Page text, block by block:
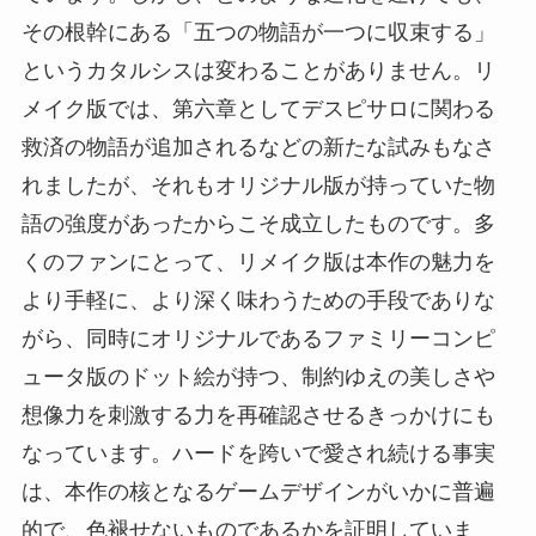
その根幹にある「五つの物語が一つに収束する」
というカタルシスは変わることがありません。リ
メイク版では、第六章としてデスピサロに関わる
救済の物語が追加されるなどの新たな試みもなさ
れましたが、それもオリジナル版が持っていた物
語の強度があったからこそ成立したものです。多
くのファンにとって、リメイク版は本作の魅力を
より手軽に、より深く味わうための手段でありな
がら、同時にオリジナルであるファミリーコンピ
ュータ版のドット絵が持つ、制約ゆえの美しさや
想像力を刺激する力を再確認させるきっかけにも
なっています。ハードを跨いで愛され続ける事実
は、本作の核となるゲームデザインがいかに普遍
的で、色褪せないものであるかを証明していま